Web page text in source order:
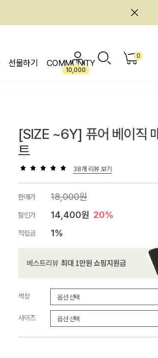
선물하기 COMMUNITY
10,000
0
[SIZE ~6Y] 퓨어 베이직
트
38개 리뷰 보기
판매가 18,000원
할인가 14,400원 20%
적립금 1%
색상
사이즈